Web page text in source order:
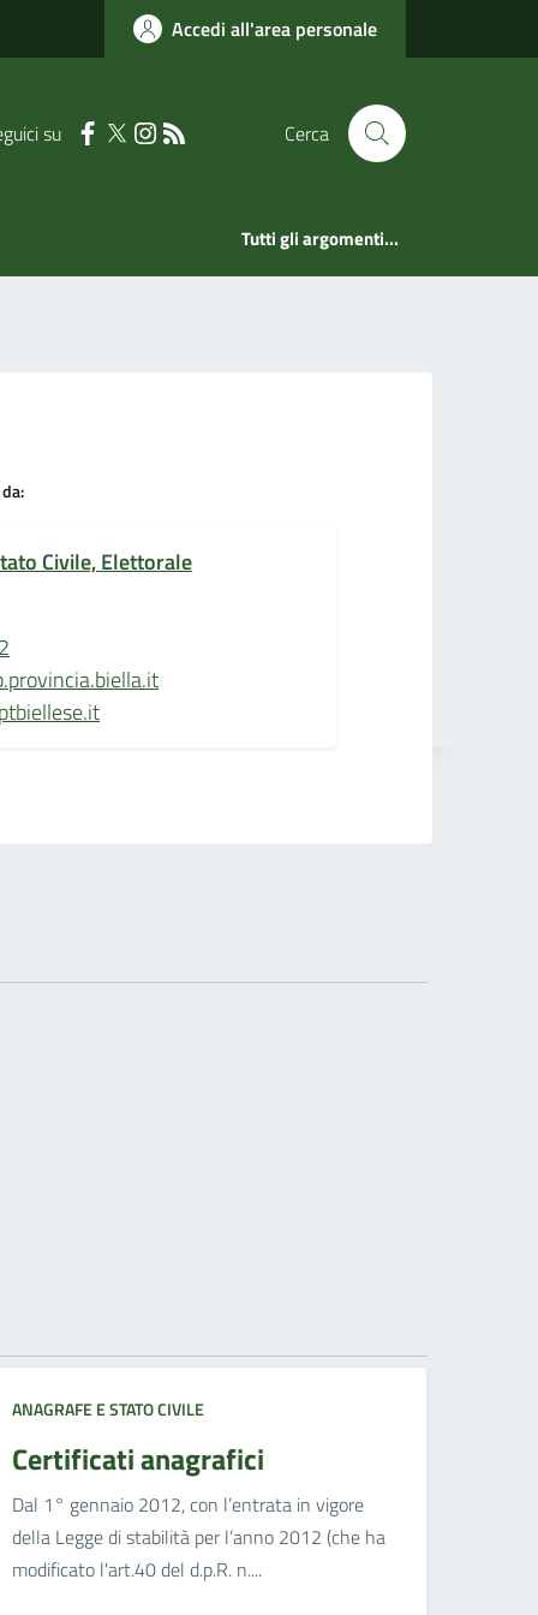
Accedi all'area personale
su Cerca
Tutti gli argomenti...
Civile, Elettorale
ANAGRAFE E STATO CIVILE
Certificati anagrafici
Dal 1° gennaio 2012, con l’entrata in vigore
della Legge di stabilità per l’anno 2012 (che ha
modificato l'art.40 del d.p.R. n....